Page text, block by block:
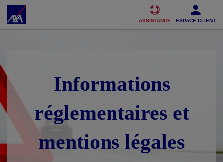
Accéder au Contenu Accéder au Pied de page
ASSISTANCE ESPACE CLIENT
Informations
réglementaires et
mentions légales